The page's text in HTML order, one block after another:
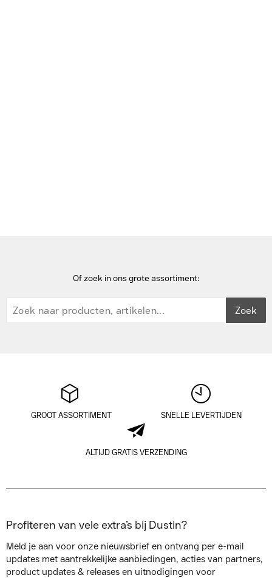
Of zoek in ons grote assortiment:
Zoek
GROOT ASSORTIMENT SNELLE LEVERTIJDEN
ALTIJD GRATIS VERZENDING
Profiteren van vele extra’s bij Dustin?
Meld je aan voor onze nieuwsbrief en ontvang per e-mail
updates met aantrekkelijke aanbiedingen, acties van partners,
product updates & releases en uitnodigingen voor